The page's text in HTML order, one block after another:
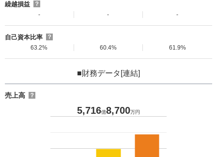
繰越損益
？
-
- -
自己資本比率
？
63.2%
60.4% 61.9%
■財務データ[連結]
売上高 ？
5,716億8,700万円